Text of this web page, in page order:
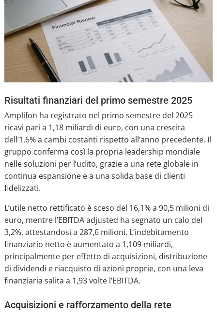
Risultati finanziari del primo semestre 2025
Amplifon ha registrato nel primo semestre del 2025
ricavi pari a 1,18 miliardi di euro, con una crescita
dell’1,6% a cambi costanti rispetto all’anno precedente. Il
gruppo conferma così la propria leadership mondiale
nelle soluzioni per l’udito, grazie a una rete globale in
continua espansione e a una solida base di clienti
fidelizzati.
L’utile netto rettificato è sceso del 16,1% a 90,5 milioni di
euro, mentre l’EBITDA adjusted ha segnato un calo del
3,2%, attestandosi a 287,6 milioni. L’indebitamento
finanziario netto è aumentato a 1,109 miliardi,
principalmente per effetto di acquisizioni, distribuzione
di dividendi e riacquisto di azioni proprie, con una leva
finanziaria salita a 1,93 volte l’EBITDA.
Acquisizioni e rafforzamento della rete